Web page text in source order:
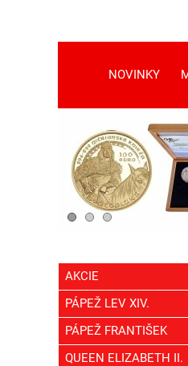
NOVINKY
AKCIE
PÁPEŽ LEV XIV.
PÁPEŽ FRANTIŠEK
QUEEN ELIZABETH II.